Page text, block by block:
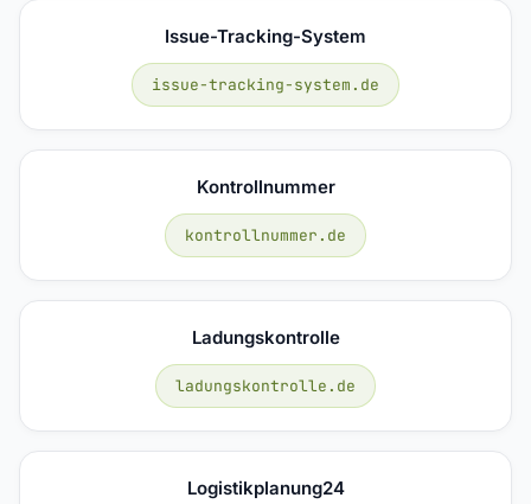
Issue-Tracking-System
issue-tracking-system.de
Kontrollnummer
kontrollnummer.de
Ladungskontrolle
ladungskontrolle.de
Logistikplanung24